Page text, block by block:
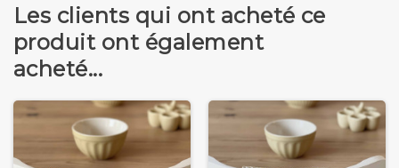
Les clients qui ont acheté ce
produit ont également
acheté...